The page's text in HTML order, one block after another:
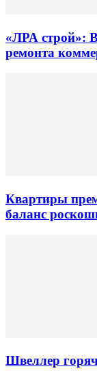
«ЛРА строй»:
ремонта
Квартиры
баланс
Швеллер